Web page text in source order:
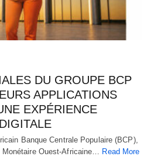
DU GROUPE BCP
APPLICATIONS
EXPÉRIENCE
Banque Centrale Populaire (BCP),
Monétaire Ouest-Africaine…
Read More